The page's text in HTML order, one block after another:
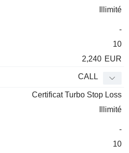
Illimité
-
10
2,240 EUR
CALL
Certificat Turbo Stop Loss
Illimité
-
10